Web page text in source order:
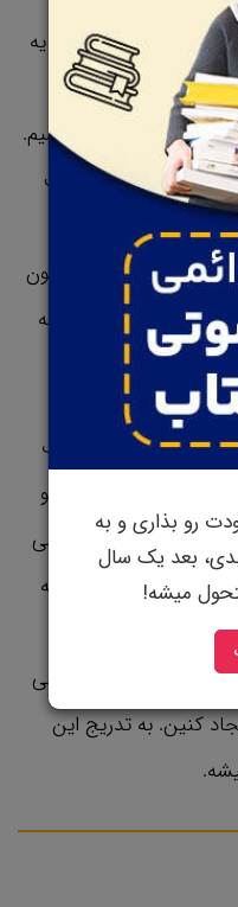
از میز کار به سمت یه
کنیم و از خودمون
این جلسه داشته باشیم.
رو واسه این موقعیت
به سمت خونه
سمت صورت و شونه‌هاتون
رو تو خونه داشته
رو واسه خونه انتخاب
میرین، تنش رو تو
میپرسین : چه احساسی
احساس قدرت رو واسه
موقعیت تو طول روز
رو انجام بدین و احساسی
کنین. به تدریج این
خودت رو بذاری و به
بعد یک سال
میشه!